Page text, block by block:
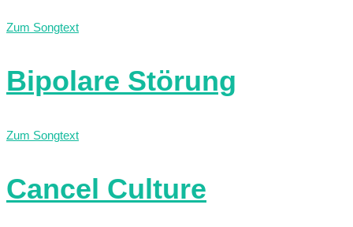
Zum Songtext
Bipolare Störung
Zum Songtext
Cancel Culture